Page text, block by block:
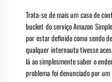
Trata-se de mais um caso de
bucket do serviço Amazon
por estar definido como sendo
qualquer internauta tivesse
lá ao simplesmente saber o
problema foi denunciado por